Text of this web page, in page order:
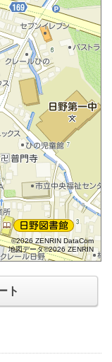
©2026 ZENRIN DataCom
地図データ©2026 ZENRIN
ト